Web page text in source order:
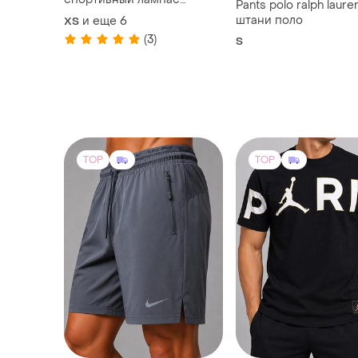
футболка шорты 2 пары
носков в подарок черный
белый
XS и еще 6
(3)
Pants polo ralph
штани поло
S
TOP TOP